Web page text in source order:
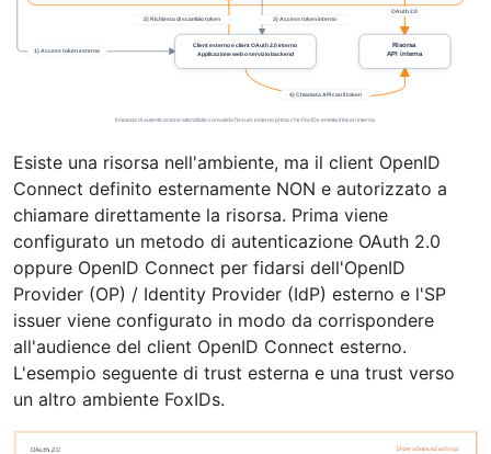
Esiste una risorsa nell'ambiente, ma il client OpenID
Connect definito esternamente NON e autorizzato a
chiamare direttamente la risorsa. Prima viene
configurato un metodo di autenticazione OAuth 2.0
oppure OpenID Connect per fidarsi dell'OpenID
Provider (OP) / Identity Provider (IdP) esterno e l'SP
issuer viene configurato in modo da corrispondere
all'audience del client OpenID Connect esterno.
L'esempio seguente di trust esterna e una trust verso
un altro ambiente FoxIDs.